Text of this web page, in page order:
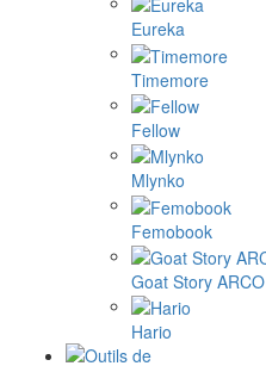
Eureka
Timemore
Fellow
Mlynko
Femobook
Goat Story ARCO
Hario